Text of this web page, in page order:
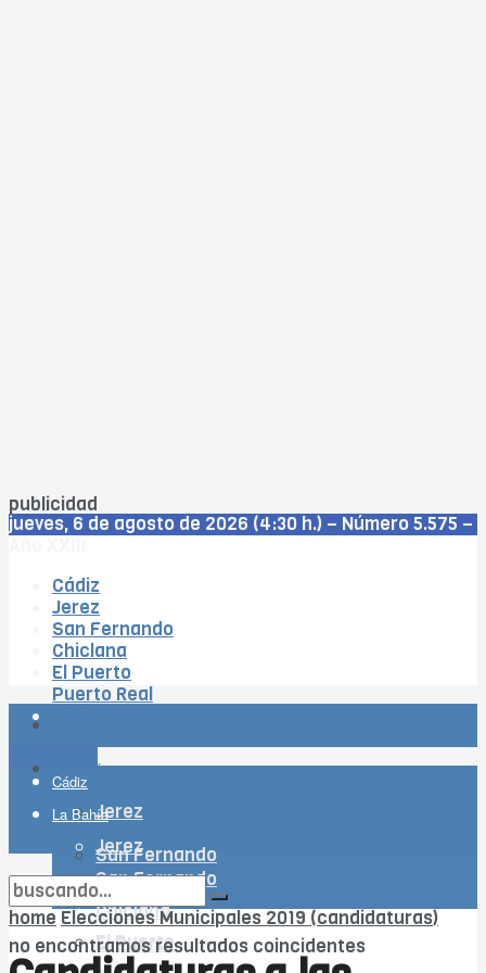
publicidad
jueves, 6 de agosto de 2026 (4:30 h.) – Número 5.575 –
Cádiz
Jerez
San Fernando
Chiclana
El Puerto
Puerto Real
La Bahía
Jerez
San Fernando
Chiclana
El Puerto
Cádiz
La Bahía
Jerez
San Fernando
Chiclana
El Puerto
no encontramos resultados coincidentes
home Elecciones Municipales 2019 (candidaturas)